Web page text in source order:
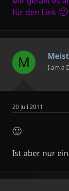
für den Link 🙂
M I am a
20 Juli 2011
🙂
Ist aber nur